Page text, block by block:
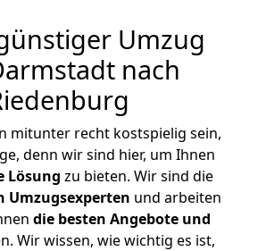
Umzug
nach
mitunter recht kostspielig sein,
denn wir sind hier, um Ihnen
Lösung zu bieten. Wir sind die
Umzugsexperten und arbeiten
die besten Angebote und
Wir wissen, wie wichtig es ist,